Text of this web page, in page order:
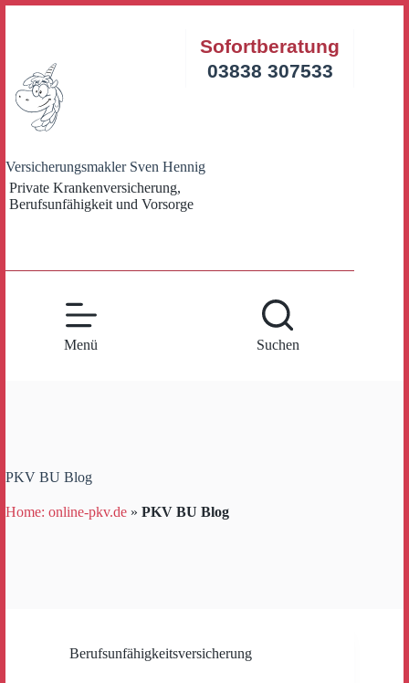
Versicherungsmakler Sven Hennig
Private Krankenversicherung,
Berufsunfähigkeit und Vorsorge
Sofortberatung
03838 307533
Menü Suchen
PKV BU Blog
Home: online-pkv.de » PKV BU Blog
Berufsunfähigkeitsversicherung